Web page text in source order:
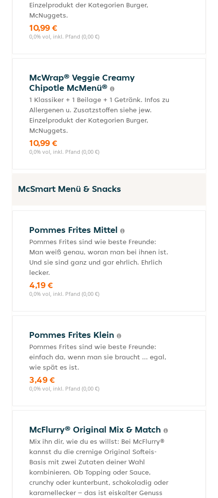
Einzelprodukt der Kategorien Burger,
McNuggets.
10,99 €
0,0% vol, inkl. Pfand (0,00 €)
McWrap® Veggie Creamy
Chipotle McMenü®
1 Klassiker + 1 Beilage + 1 Getränk. Infos zu
Allergenen u. Zusatzstoffen siehe jew.
Einzelprodukt der Kategorien Burger,
McNuggets.
10,99 €
0,0% vol, inkl. Pfand (0,00 €)
McSmart Menü & Snacks
Pommes Frites Mittel
Pommes Frites sind wie beste Freunde:
Man weiß genau, woran man bei ihnen ist.
Und sie sind ganz und gar ehrlich. Ehrlich
lecker.
4,19 €
0,0% vol, inkl. Pfand (0,00 €)
Pommes Frites Klein
Pommes Frites sind wie beste Freunde:
einfach da, wenn man sie braucht ... egal,
wie spät es ist.
3,49 €
0,0% vol, inkl. Pfand (0,00 €)
McFlurry® Original Mix & Match
Mix ihn dir, wie du es willst: Bei McFlurry®
kannst du die cremige Original Softeis-
Basis mit zwei Zutaten deiner Wahl
kombinieren. Ob Topping oder Sauce,
crunchy oder kunterbunt, schokoladig oder
karamellecker – das ist eiskalter Genuss